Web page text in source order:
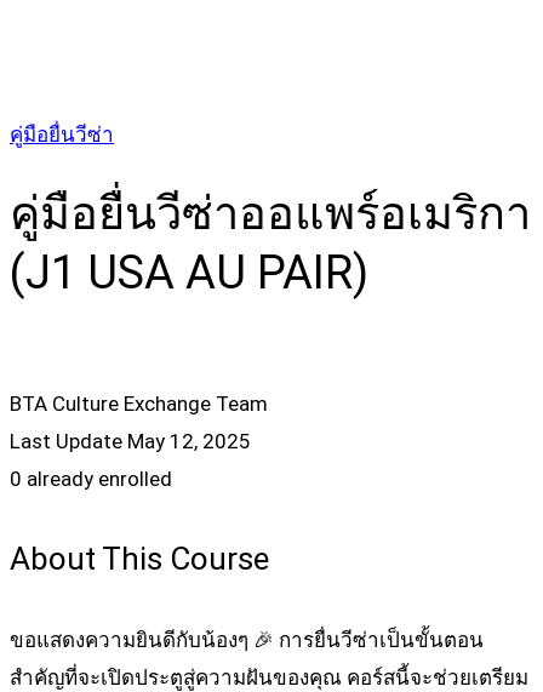
คู่มือยื่นวีซ่า
คู่มือยื่นวีซ่าออแพร์อเมริกา
(J1 USA AU PAIR)
BTA Culture Exchange Team
Last Update May 12, 2025
0 already enrolled
About This Course
ขอแสดงความยินดีกับน้องๆ 🎉 การยื่นวีซ่าเป็นขั้นตอน
สำคัญที่จะเปิดประตูสู่ความฝันของคุณ คอร์สนี้จะช่วยเตรียม